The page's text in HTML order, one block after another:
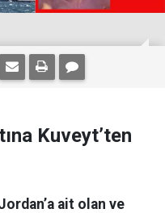
Kuveyt’ten
ait olan ve